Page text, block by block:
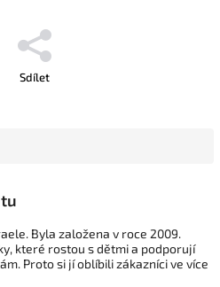
Sdílet
Byla založena v roce 2009.
které rostou s dětmi a podporují
Proto si jí oblíbili zákazníci ve více